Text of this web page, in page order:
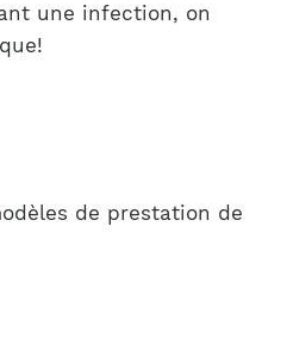
une infection, on
de prestation de